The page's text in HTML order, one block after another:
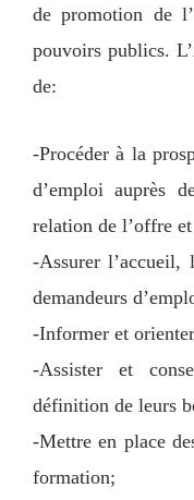
de promotion de
pouvoirs publics.
de:
-Procéder à la
d’emploi auprès
relation de l’offre
-Assurer l’accueil,
demandeurs
-Informer et
-Assister et
définition de leurs
-Mettre en place
formation;